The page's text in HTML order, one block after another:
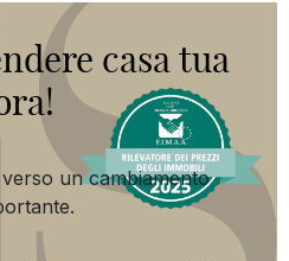
casa tua
un cambiamento